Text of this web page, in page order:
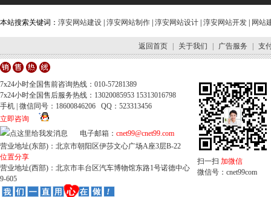
本站搜索关键词： 淳安网站建设 淳安网站制作 淳安网站设计 淳安网站开发 网站
返回首页 关于我们 广告服务 支
7x24小时全国售前咨询热线：010-57281389
7x24小时全国售后服务热线：13020085953 15313016798
手机 | 微信同号：18600846206 QQ：523313456
立即咨询
电子邮箱： cnet99@cnet99.com
营业地址(东部)：北京市朝阳区伊莎文心广场A座3层B-22
位置分享
营业地址(西部)：北京市丰台区汽车博物馆东路1号诺德中心
9-605
扫一扫 加微信
微信号：cnet99com